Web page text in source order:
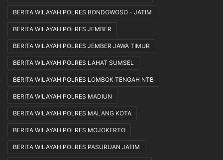
BERITA WILAYAH POLRES BONDOWOSO - JATIM
BERITA WILAYAH POLRES JEMBER
BERITA WILAYAH POLRES JEMBER JAWA TIMUR
BERITA WILAYAH POLRES LAHAT SUMSEL
BERITA WILAYAH POLRES LOMBOK TENGAH NTB
BERITA WILAYAH POLRES MADIUN
BERITA WILAYAH POLRES MALANG KOTA
BERITA WILAYAH POLRES MOJOKERTO
BERITA WILAYAH POLRES PASURUAN JATIM